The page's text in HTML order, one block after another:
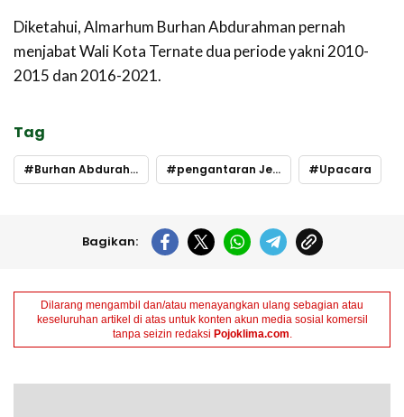
Diketahui, Almarhum Burhan Abdurahman pernah
menjabat Wali Kota Ternate dua periode yakni 2010-
2015 dan 2016-2021.
Tag
Burhan Abdurahman pengantaran Jenazah Upacara
Bagikan:
Dilarang mengambil dan/atau menayangkan ulang sebagian atau
keseluruhan artikel di atas untuk konten akun media sosial komersil
tanpa seizin redaksi Pojoklima.com.